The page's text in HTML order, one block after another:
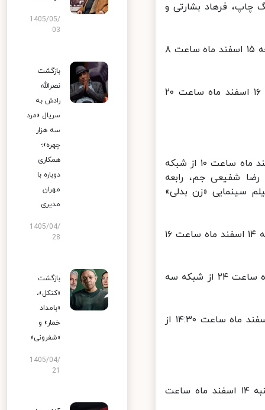
فرهاد بشارتی و
مستند سینمایی جدید «اسپهبد خورشید» به کارگردانی «مجید امیدی»، جمعه ۱۵ اسفند ماه ساعت ۸
فیلم سینمایی «بازگشت برنادت» به کارگردانی «ریچارد لینک ریتر»، شنبه ۱۶ اسفند ماه ساعت ۲۰
فیلم سینمایی «زن بدلی» به کارگردانی «مهرداد میرفلاح»، پنج‌شنبه ۱۴ اسفند ماه ساعت ۱۰ از شبکه
شفیعی جم، رابعه
سینمایی «زن بدلی»
فیلم سینمایی «جاسوس نیمه وقت» به کارگردانی «کیم دوک سو»، پنج‌شنبه ۱۴ اسفند ماه ساعت ۱۶
فیلم سینمایی «سرقت» به کارگردانی «اسکات من»، پنج‌شنبه ۱۴ اسفند ماه ساعت ۲۴ از شبکه سه
فیلم سینمایی جدید «صلح شکن» به کارگردانی «ئی چی لین»، جمعه ۱۵ اسفند ماه ساعت ۱۴:۳۰ از
فیلم سینمایی «مظنونین همیشگی» به کارگردانی «برایان سینگر»، پنج‌شنبه ۱۴ اسفند ماه ساعت
1405/05/
03
بازگشت
نصرالله
رادش به
سریال «مرد
سه هزار
چهره»؛
همکاری
دوباره با
مهران
مدیری
1405/04/
28
بازگشت
«کنکل»،
«بامداد
خمار» و
«شفرونی»
1405/04/